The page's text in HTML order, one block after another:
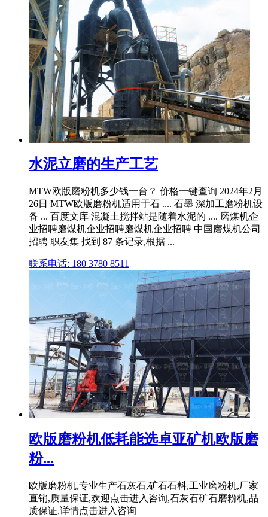
水泥立磨的生产工艺
MTW欧版磨粉机多少钱一台？ 价格一键查询 2024年2月
26日 MTW欧版磨粉机适用于石 .... 石墨 深加工磨粉机设
备 ... 百度文库 混凝土搅拌站是随着水泥的 .... 磨煤机企
业招聘磨煤机企业招聘磨煤机企业招聘 中国磨煤机公司
招聘 职友集 找到 87 条记录,根据 ...
联系电话: 180 3780 8511
欧版磨粉机低耗能选卓亚矿机欧版磨
粉...
欧版磨粉机,专业生产石灰石,矿石石料,工业磨粉机,厂家
直销,质量保证,欢迎点击进入咨询,石灰石矿石磨粉机,品
质保证,详情点击进入咨询